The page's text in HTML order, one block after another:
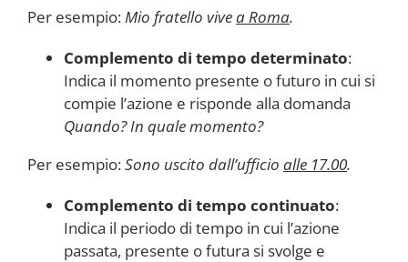
Per esempio:Mio fratello vivea Roma.
Complemento di tempo determinato:
Indica il momento presente o futuro in cui si
compie l’azione e risponde alla domanda
Quando? In quale momento?
Per esempio:Sono uscito dall’ufficio alle 17.00.
Complemento di tempo continuato:
Indica il periodo di tempo in cui l’azione
passata, presente o futura si svolge e